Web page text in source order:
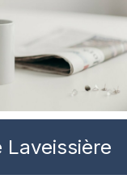
Laveissière